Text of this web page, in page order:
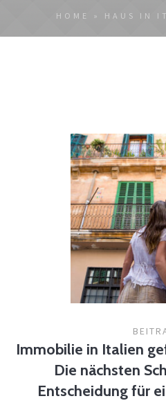
HOME » HAUS IN
Immobilie in Italien
Die nächsten
Entscheidung für